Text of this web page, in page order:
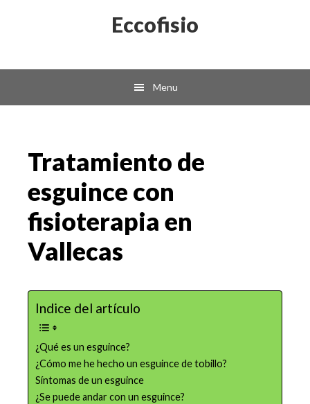
Eccofisio
Menu
Tratamiento de
esguince con
fisioterapia en
Vallecas
Indice del artículo
¿Qué es un esguince?
¿Cómo me he hecho un esguince de tobillo?
Síntomas de un esguince
¿Se puede andar con un esguince?